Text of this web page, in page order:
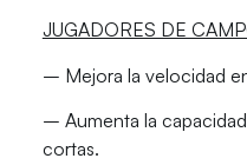
JUGADORES DE
– Mejora la velocidad
– Aumenta la
cortas.